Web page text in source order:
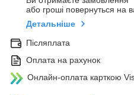
або гроші повернуться на
Детальніше
Післяплата
Оплата на рахунок
Онлайн-оплата карткою